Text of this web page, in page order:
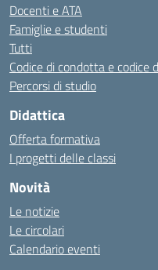
Docenti e ATA
Famiglie e studenti
Tutti
Codice di condotta e codice
Percorsi di studio
Didattica
Offerta formativa
I progetti delle classi
Novità
Le notizie
Le circolari
Calendario eventi